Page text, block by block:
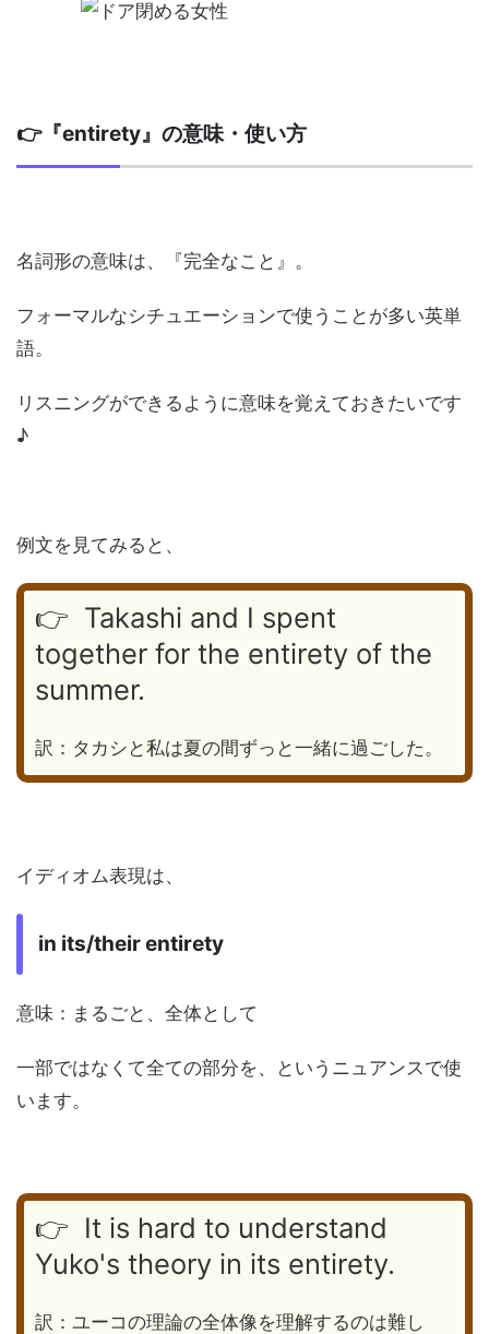
👉『entirety』の意味・使い方
名詞形の意味は、『完全なこと』。
フォーマルなシチュエーションで使うことが多い英単
語。
リスニングができるように意味を覚えておきたいです
♪
例文を見てみると、
👉 Takashi and I spent
together for the entirety of the
summer.
訳：タカシと私は夏の間ずっと一緒に過ごした。
イディオム表現は、
in its/their entirety
意味：まるごと、全体として
一部ではなくて全ての部分を、というニュアンスで使
います。
👉 It is hard to understand
Yuko's theory in its entirety.
訳：ユーコの理論の全体像を理解するのは難し